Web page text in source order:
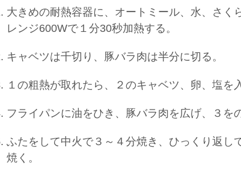
大きめの耐熱容器に、オートミール、水、さく
レンジ600Wで１分30秒加熱する。
キャベツは千切り、豚バラ肉は半分に切る。
１の粗熱が取れたら、２のキャベツ、卵、塩を
フライパンに油をひき、豚バラ肉を広げ、３を
ふたをして中火で３～４分焼き、ひっくり返し
焼く。